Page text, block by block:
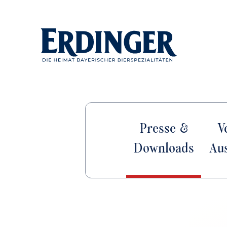
Die Heimat
bayerischer
Besuche uns
Wo
Presse &
Downloads